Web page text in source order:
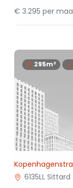
€ 3.295 per
295m²
6135LL Sittard